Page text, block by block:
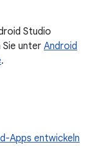
Studio
unter Android
.
Apps entwickeln